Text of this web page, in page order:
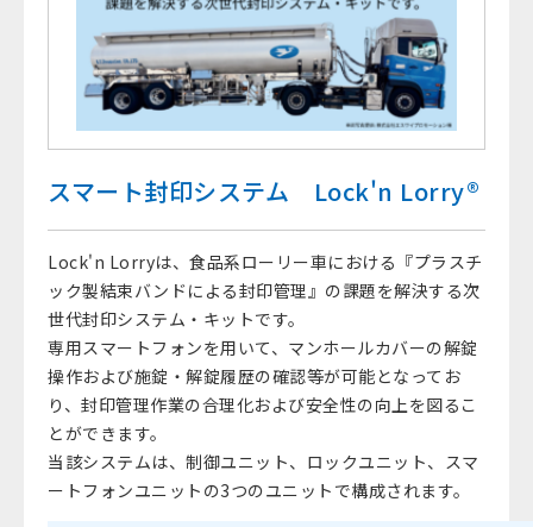
スマート封印システム Lock'n Lorry®
Lock'n Lorryは、食品系ローリー車における『プラスチ
ック製結束バンドによる封印管理』の課題を解決する次
世代封印システム・キットです。
専用スマートフォンを用いて、マンホールカバーの解錠
操作および施錠・解錠履歴の確認等が可能となってお
り、封印管理作業の合理化および安全性の向上を図るこ
とができます。
当該システムは、制御ユニット、ロックユニット、スマ
ートフォンユニットの3つのユニットで構成されます。